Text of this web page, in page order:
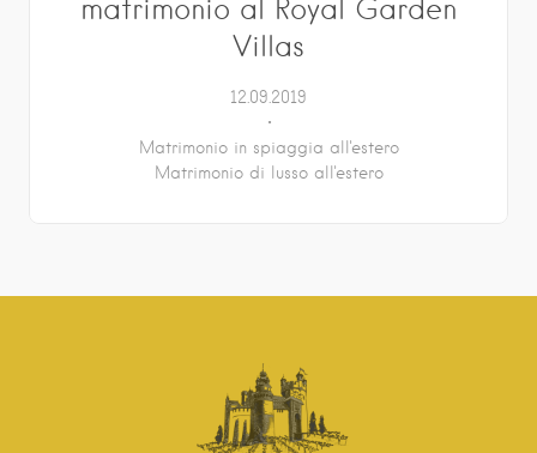
matrimonio al Royal Garden
Villas
12.09.2019
Matrimonio in spiaggia all'estero
Matrimonio di lusso all'estero